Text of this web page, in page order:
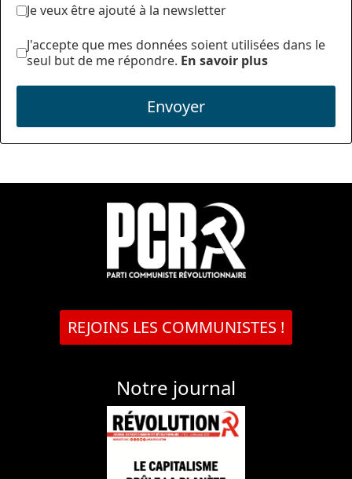
Je veux être ajouté à la newsletter
J'accepte que mes données soient utilisées dans le
seul but de me répondre. En savoir plus
Envoyer
REJOINS LES COMMUNISTES !
Notre journal